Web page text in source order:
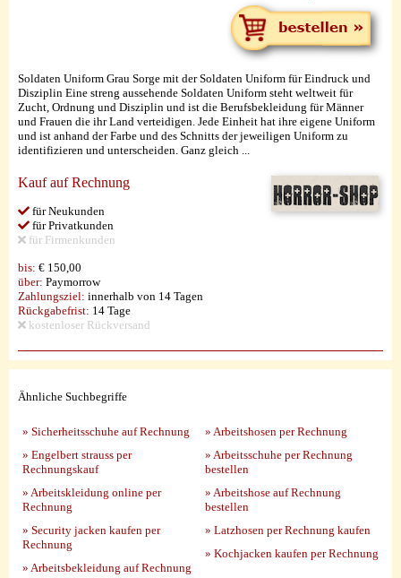
Soldaten Uniform Grau Sorge mit der Soldaten Uniform für Eindruck und
Disziplin Eine streng aussehende Soldaten Uniform steht weltweit für
Zucht, Ordnung und Disziplin und ist die Berufsbekleidung für Männer
und Frauen die ihr Land verteidigen. Jede Einheit hat ihre eigene Uniform
und ist anhand der Farbe und des Schnitts der jeweiligen Uniform zu
identifizieren und unterscheiden. Ganz gleich ...
Kauf auf Rechnung
für Neukunden
für Privatkunden
für Firmenkunden
bis: € 150,00
über: Paymorrow
Zahlungsziel: innerhalb von 14 Tagen
Rückgabefrist: 14 Tage
kostenloser Rückversand
Ähnliche Suchbegriffe
» Sicherheitsschuhe auf Rechnung
» Engelbert strauss per
Rechnungskauf
» Arbeitskleidung online per
Rechnung
» Security jacken kaufen per
Rechnung
» Arbeitsbekleidung auf Rechnung
» Arbeitshosen per Rechnung
» Arbeitsschuhe per Rechnung
bestellen
» Arbeitshose auf Rechnung
bestellen
» Latzhosen per Rechnung kaufen
» Kochjacken kaufen per Rechnung